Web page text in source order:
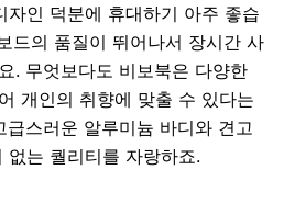
자인 덕분에 휴대하기 아주 좋습
드의 품질이 뛰어나서 장시간 사
. 무엇보다도 비보북은 다양한
개인의 취향에 맞출 수 있다는
스러운 알루미늄 바디와 견고
없는 퀄리티를 자랑하죠.